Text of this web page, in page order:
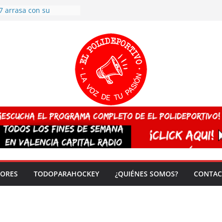
arrasa en el
de España sub20
TODOPARAHOCKEY ¿QUIÉNES SOMOS?